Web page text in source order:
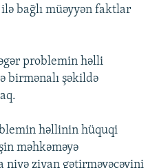
bağlı müəyyən faktlar
problemin həlli
birmənalı şəkildə
həllinin hüquqi
məhkəməyə
niyə ziyan gətirməyəcəyini